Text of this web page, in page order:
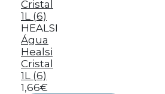
HEALSI
Água
Healsi
Cristal
1L (6)
1,66€